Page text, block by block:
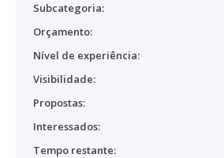
Subcategoria:
Orçamento:
Nível de experiência:
Visibilidade:
Propostas:
Interessados:
Tempo restante: